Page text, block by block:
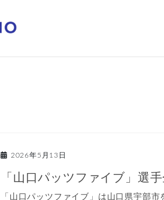
2026年5月13日
「山口パッツファイブ」選
「山口パッツファイブ」は山口県宇部